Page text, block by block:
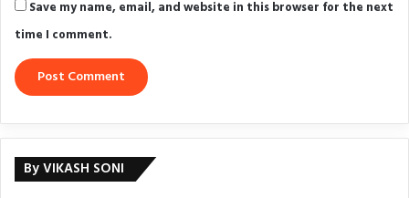
Save my name, email, and website in this browser for the next
time I comment.
By VIKASH SONI